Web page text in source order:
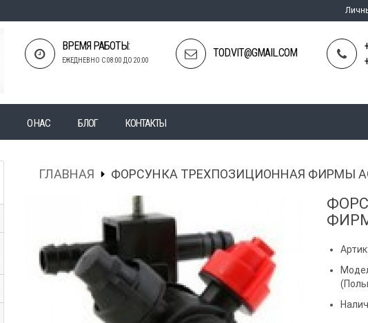
ВРЕМЯ РАБОТЫ:
ЕЖЕДНЕВНО С 08:00 ДО 20:00
TOD.VIT@GMAIL.COM
О НАС БЛОГ КОНТАКТЫ
ГЛАВНАЯ ФОРСУНКА ТРЕХПОЗИЦИОННАЯ ФИРМЫ